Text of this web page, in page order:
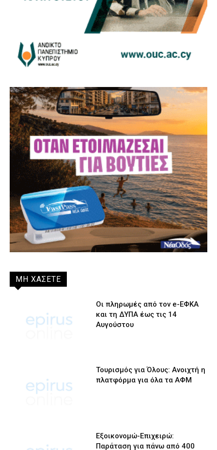
ΜΗ ΧΑΣΕΤΕ
Οι πληρωμές από τον e-ΕΦΚΑ
και τη ΔΥΠΑ έως τις 14
Αυγούστου
Τουρισμός για Όλους: Ανοιχτή η
πλατφόρμα για όλα τα ΑΦΜ
Εξοικονομώ-Επιχειρώ:
Παράταση για πάνω από 400